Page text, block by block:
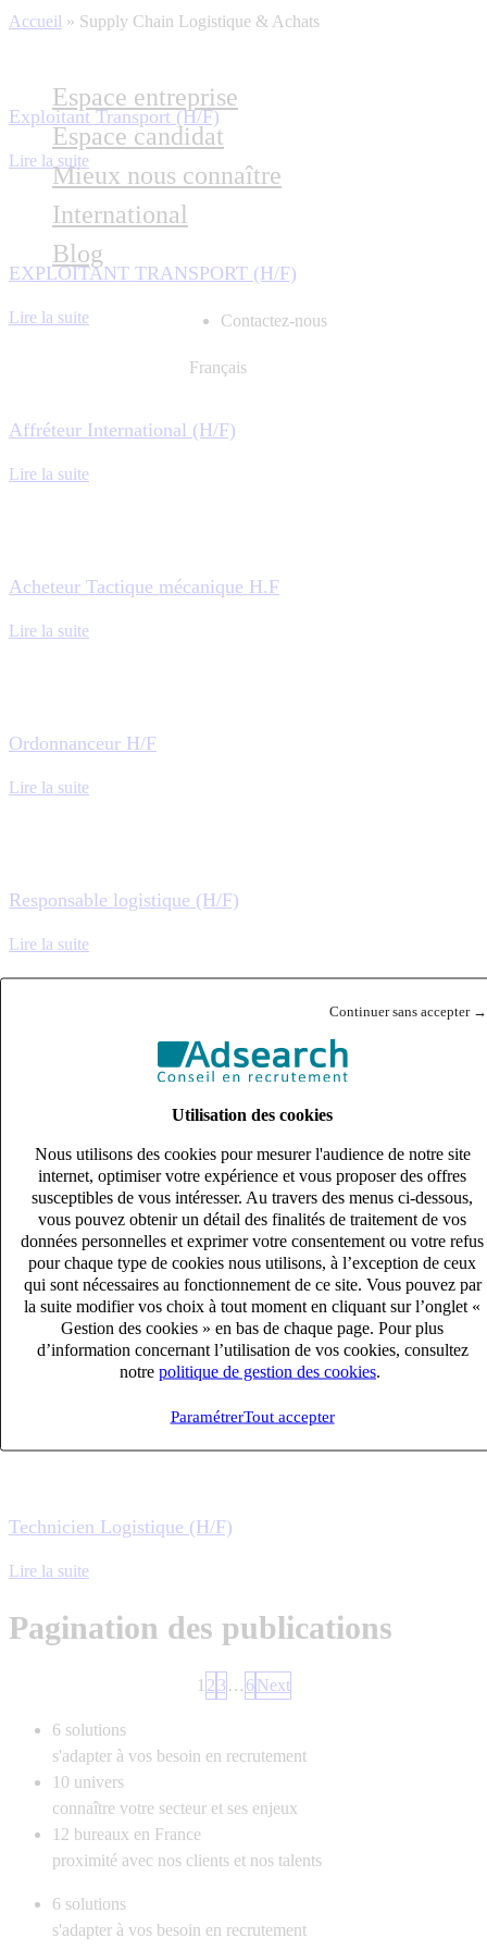
Continuer sans accepter →
Utilisation des cookies
Nous utilisons des cookies pour mesurer l'audience de notre site
internet, optimiser votre expérience et vous proposer des offres
susceptibles de vous intéresser. Au travers des menus ci-dessous,
vous pouvez obtenir un détail des finalités de traitement de vos
données personnelles et exprimer votre consentement ou votre refus
pour chaque type de cookies nous utilisons, à l’exception de ceux
qui sont nécessaires au fonctionnement de ce site. Vous pouvez par
la suite modifier vos choix à tout moment en cliquant sur l’onglet «
Gestion des cookies » en bas de chaque page. Pour plus
d’information concernant l’utilisation de vos cookies, consultez
notre politique de gestion des cookies.
ParamétrerTout accepter
Espace entreprise
Espace candidat
Mieux nous connaître
International
Blog
Contactez-nous
Français
Accueil » Supply Chain Logistique & Achats
Exploitant Transport (H/F)
Lire la suite
EXPLOITANT TRANSPORT (H/F)
Lire la suite
Affréteur International (H/F)
Lire la suite
Acheteur Tactique mécanique H.F
Lire la suite
Ordonnanceur H/F
Lire la suite
Responsable logistique (H/F)
Lire la suite
Exploitant Transport (H/F)
Commercial Transport (H/F)
Lire la suite
CDI – CARISTE CACES 3 et 5 (H/F)
Technicien Logistique (H/F)
Lire la suite
Pagination des publications
1 2 3 … 6 Next
6 solutions
s'adapter à vos besoin en recrutement
10 univers
connaître votre secteur et ses enjeux
12 bureaux en France
proximité avec nos clients et nos talents
6 solutions
s'adapter à vos besoin en recrutement